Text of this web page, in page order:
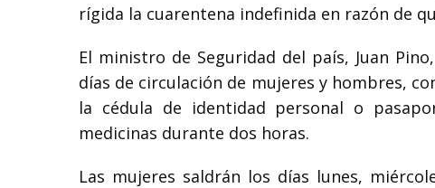
rígida la cuarentena indefinida en razón de
El ministro de Seguridad del país, Juan
días de circulación de mujeres y hombres,
la cédula de identidad personal o
medicinas durante dos horas.
Las mujeres saldrán los días lunes,